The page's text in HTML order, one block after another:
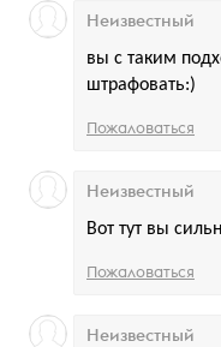
вы с таким
штрафовать:)
Неизвестный
Пожаловаться
Вот тут вы
Неизвестный
Пожаловаться
Неизвестный